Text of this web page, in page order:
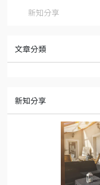
新知分享
文章分類
新知分享